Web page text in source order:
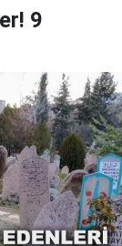
9